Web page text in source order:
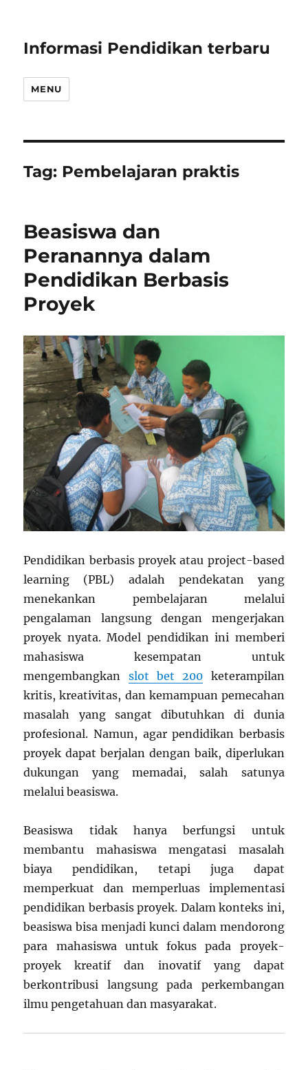
Informasi Pendidikan terbaru
MENU
Tag: Pembelajaran praktis
Beasiswa dan
Peranannya dalam
Pendidikan Berbasis
Proyek
Pendidikan berbasis proyek atau project-based
learning (PBL) adalah pendekatan yang
menekankan pembelajaran melalui
pengalaman langsung dengan mengerjakan
proyek nyata. Model pendidikan ini memberi
mahasiswa kesempatan untuk
mengembangkan slot bet 200 keterampilan
kritis, kreativitas, dan kemampuan pemecahan
masalah yang sangat dibutuhkan di dunia
profesional. Namun, agar pendidikan berbasis
proyek dapat berjalan dengan baik, diperlukan
dukungan yang memadai, salah satunya
melalui beasiswa.
Beasiswa tidak hanya berfungsi untuk
membantu mahasiswa mengatasi masalah
biaya pendidikan, tetapi juga dapat
memperkuat dan memperluas implementasi
pendidikan berbasis proyek. Dalam konteks ini,
beasiswa bisa menjadi kunci dalam mendorong
para mahasiswa untuk fokus pada proyek-
proyek kreatif dan inovatif yang dapat
berkontribusi langsung pada perkembangan
ilmu pengetahuan dan masyarakat.